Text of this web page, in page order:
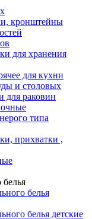
кронштейны
для хранения
для кухни
и столовых
для раковин
типа
прихватки ,
белья
белья детские